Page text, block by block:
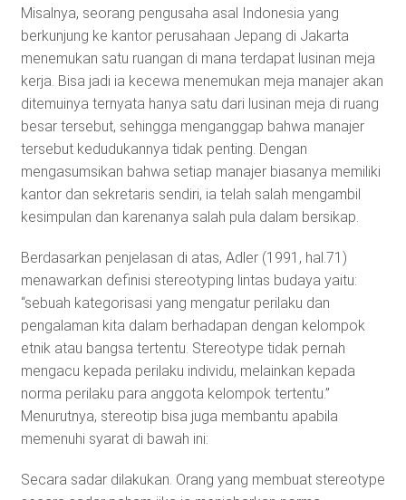
Misalnya, seorang pengusaha asal Indonesia yang
berkunjung ke kantor perusahaan Jepang di Jakarta
menemukan satu ruangan di mana terdapat lusinan meja
kerja. Bisa jadi ia kecewa menemukan meja manajer akan
ditemuinya ternyata hanya satu dari lusinan meja di ruang
besar tersebut, sehingga menganggap bahwa manajer
tersebut kedudukannya tidak penting. Dengan
mengasumsikan bahwa setiap manajer biasanya memiliki
kantor dan sekretaris sendiri, ia telah salah mengambil
kesimpulan dan karenanya salah pula dalam bersikap.
Berdasarkan penjelasan di atas, Adler (1991, hal.71)
menawarkan definisi stereotyping lintas budaya yaitu:
“sebuah kategorisasi yang mengatur perilaku dan
pengalaman kita dalam berhadapan dengan kelompok
etnik atau bangsa tertentu. Stereotype tidak pernah
mengacu kepada perilaku individu, melainkan kepada
norma perilaku para anggota kelompok tertentu.”
Menurutnya, stereotip bisa juga membantu apabila
memenuhi syarat di bawah ini:
Secara sadar dilakukan. Orang yang membuat stereotype